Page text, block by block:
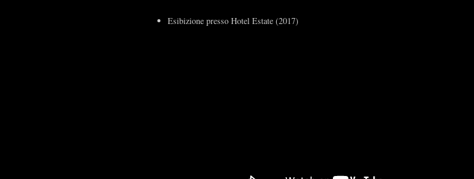
Esibizione presso Hotel Estate (2017)